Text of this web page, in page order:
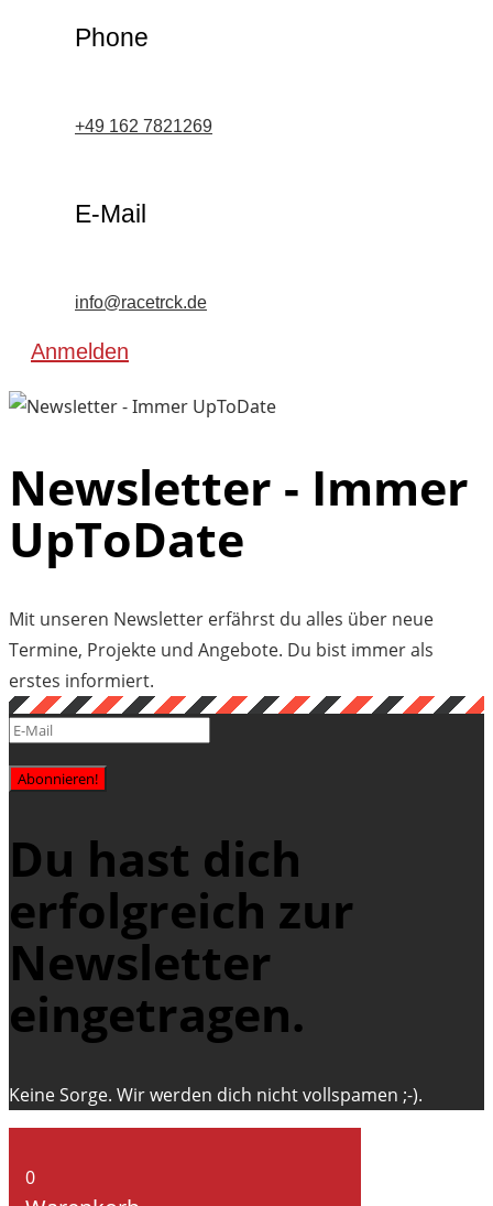
Phone
+49 162 7821269
E-Mail
info@racetrck.de
Anmelden
Newsletter - Immer
UpToDate
Mit unseren Newsletter erfährst du alles über neue
Termine, Projekte und Angebote. Du bist immer als
erstes informiert.
Abonnieren!
Du hast dich
erfolgreich zur
Newsletter
eingetragen.
Keine Sorge. Wir werden dich nicht vollspamen ;-).
0